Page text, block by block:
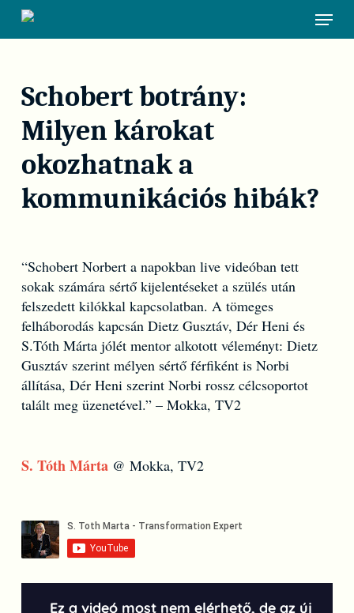
Skip
Menu
Schobert botrány:
Milyen károkat
okozhatnak a
kommunikációs hibák?
“Schobert Norbert a napokban live videóban tett
sokak számára sértő kijelentéseket a szülés után
felszedett kilókkal kapcsolatban. A tömeges
felháborodás kapcsán Dietz Gusztáv, Dér Heni és
S.Tóth Márta jólét mentor alkotott véleményt: Dietz
Gusztáv szerint mélyen sértő férfiként is Norbi
állítása, Dér Heni szerint Norbi rossz célcsoportot
talált meg üzenetével.” – Mokka, TV2
S. Tóth Márta@ Mokka, TV2